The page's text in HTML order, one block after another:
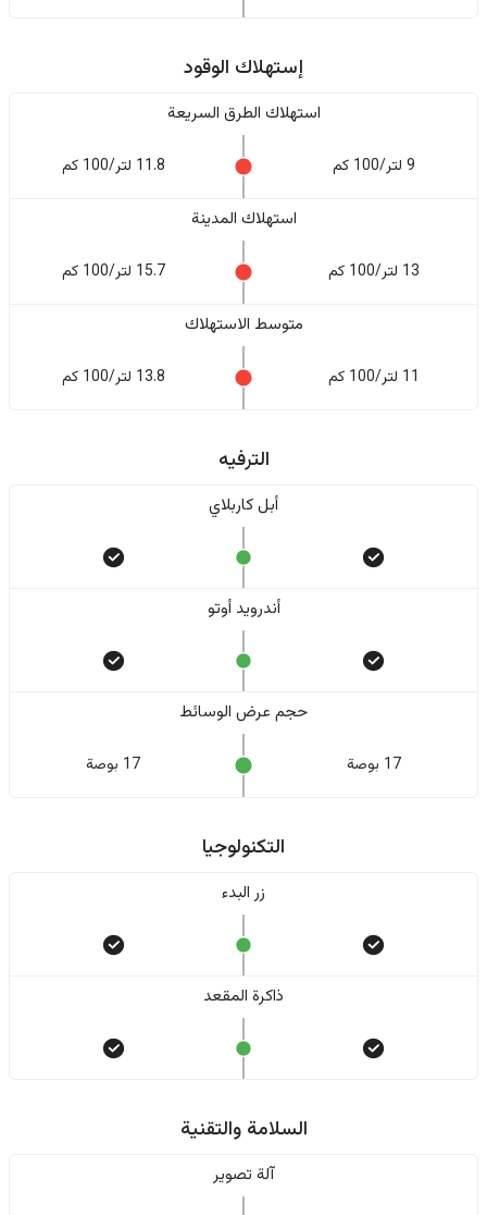
إستهلاك الوقود
استهلاك الطرق السريعة
9 لتر/100 كم 11.8 لتر/100 كم
استهلاك المدينة
13 لتر/100 كم 15.7 لتر/100 كم
متوسط الاستهلاك
11 لتر/100 كم 13.8 لتر/100 كم
الترفيه
أبل كاربلاي
أندرويد أوتو
حجم عرض الوسائط
17 بوصة 17 بوصة
التكنولوجيا
زر البدء
ذاكرة المقعد
السلامة والتقنية
آلة تصوير